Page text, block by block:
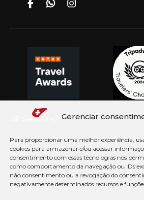
Gerenciar
Para proporcionar uma melhor experiência,
cookies para armazenar e/ou acessar
consentimento com essas tecnologias nos
como comportamento da navegação ou IDs
não consentimento ou a revogação do
negativamente determinados recursos e
© Copyright 2026 Le Canton. Todos